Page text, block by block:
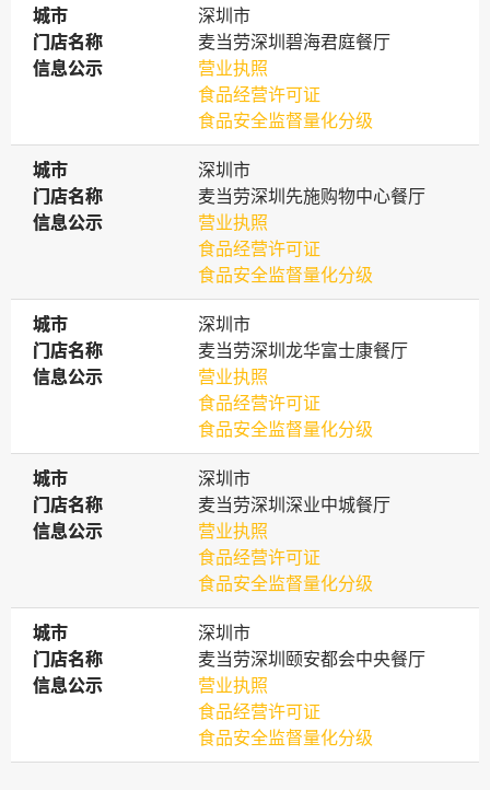
城市
城市
深圳市
门店名称
门店名称
麦当劳深圳碧海君庭餐厅
信息公示
信息公示
营业执照
食品经营许可证
食品安全监督量化分级
城市
城市
深圳市
门店名称
门店名称
麦当劳深圳先施购物中心餐厅
信息公示
信息公示
营业执照
食品经营许可证
食品安全监督量化分级
城市
城市
深圳市
门店名称
门店名称
麦当劳深圳龙华富士康餐厅
信息公示
信息公示
营业执照
食品经营许可证
食品安全监督量化分级
城市
城市
深圳市
门店名称
门店名称
麦当劳深圳深业中城餐厅
信息公示
信息公示
营业执照
食品经营许可证
食品安全监督量化分级
城市
城市
深圳市
门店名称
门店名称
麦当劳深圳颐安都会中央餐厅
信息公示
信息公示
营业执照
食品经营许可证
食品安全监督量化分级